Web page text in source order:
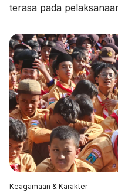
terasa pada
Seluruh rangkaian
menggunakan Bahasa
program pembiasaan
dikembangkan oleh
kemampuan
berlangsung dengan
semangat, […]
Keagamaan & Karakter